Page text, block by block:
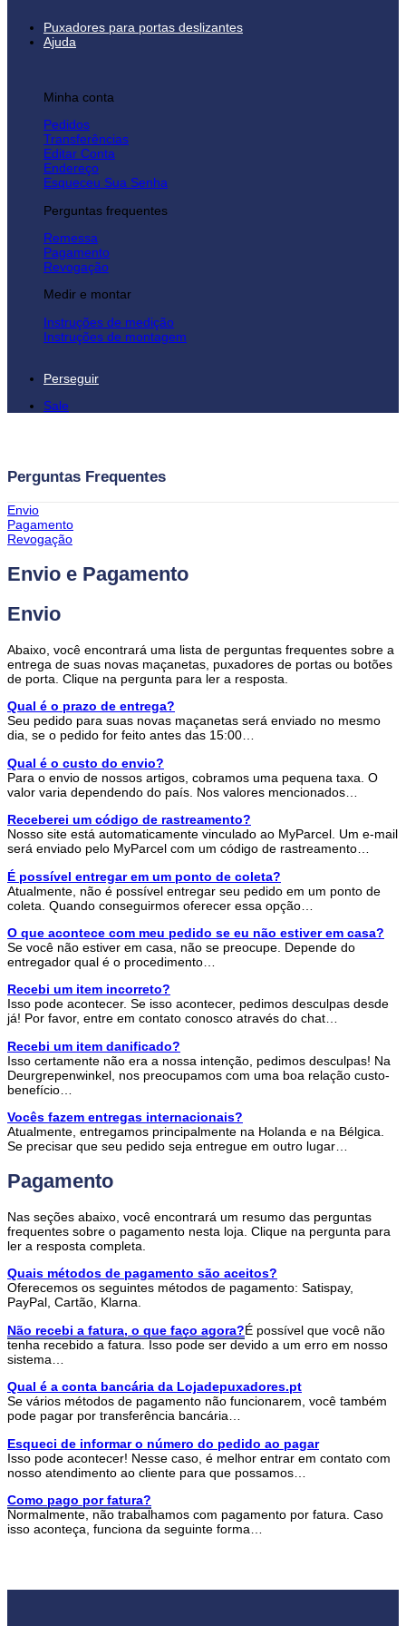
Puxadores para portas deslizantes
Ajuda
Minha conta
Pedidos
Transferências
Editar Conta
Endereço
Esqueceu Sua Senha
Perguntas frequentes
Remessa
Pagamento
Revogação
Medir e montar
Instruções de medição
Instruções de montagem
Perseguir
Sale
Perguntas Frequentes
Envio
Pagamento
Revogação
Envio e Pagamento
Envio
Abaixo, você encontrará uma lista de perguntas frequentes sobre a
entrega de suas novas maçanetas, puxadores de portas ou botões
de porta. Clique na pergunta para ler a resposta.
Qual é o prazo de entrega?
Seu pedido para suas novas maçanetas será enviado no mesmo
dia, se o pedido for feito antes das 15:00…
Qual é o custo do envio?
Para o envio de nossos artigos, cobramos uma pequena taxa. O
valor varia dependendo do país. Nos valores mencionados…
Receberei um código de rastreamento?
Nosso site está automaticamente vinculado ao MyParcel. Um e-mail
será enviado pelo MyParcel com um código de rastreamento…
É possível entregar em um ponto de coleta?
Atualmente, não é possível entregar seu pedido em um ponto de
coleta. Quando conseguirmos oferecer essa opção…
O que acontece com meu pedido se eu não estiver em casa?
Se você não estiver em casa, não se preocupe. Depende do
entregador qual é o procedimento…
Recebi um item incorreto?
Isso pode acontecer. Se isso acontecer, pedimos desculpas desde
já! Por favor, entre em contato conosco através do chat…
Recebi um item danificado?
Isso certamente não era a nossa intenção, pedimos desculpas! Na
Deurgrepenwinkel, nos preocupamos com uma boa relação custo-
benefício…
Vocês fazem entregas internacionais?
Atualmente, entregamos principalmente na Holanda e na Bélgica.
Se precisar que seu pedido seja entregue em outro lugar…
Pagamento
Nas seções abaixo, você encontrará um resumo das perguntas
frequentes sobre o pagamento nesta loja. Clique na pergunta para
ler a resposta completa.
Quais métodos de pagamento são aceitos?
Oferecemos os seguintes métodos de pagamento: Satispay,
PayPal, Cartão, Klarna.
Não recebi a fatura, o que faço agora?É possível que você não
tenha recebido a fatura. Isso pode ser devido a um erro em nosso
sistema…
Qual é a conta bancária da Lojadepuxadores.pt
Se vários métodos de pagamento não funcionarem, você também
pode pagar por transferência bancária…
Esqueci de informar o número do pedido ao pagar
Isso pode acontecer! Nesse caso, é melhor entrar em contato com
nosso atendimento ao cliente para que possamos…
Como pago por fatura?
Normalmente, não trabalhamos com pagamento por fatura. Caso
isso aconteça, funciona da seguinte forma…